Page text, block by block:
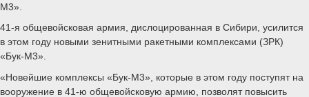
М3».
41-я общевойсковая армия, дислоцированная в Сибири, усилится
в этом году новыми зенитными ракетными комплексами (ЗРК)
«Бук-М3».
«Новейшие комплексы «Бук-М3», которые в этом году поступят на
вооружение в 41-ю общевойсковую армию, позволят повысить